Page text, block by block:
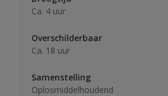
Ca. 4 uur
Overschilderbaar
Ca. 18 uur
Samenstelling
Oplosmiddelhoudend